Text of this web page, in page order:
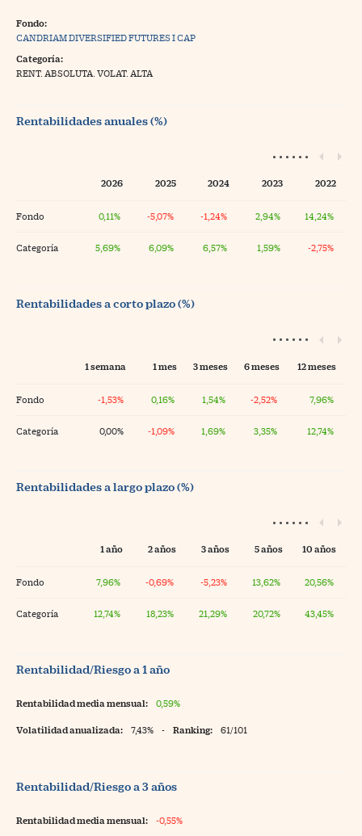
Fondo:
CANDRIAM DIVERSIFIED FUTURES I CAP
Categoría:
RENT. ABSOLUTA. VOLAT. ALTA
Rentabilidades anuales (%)
2026 2025 2024 2023 2022
Fondo 0,11% -5,07% -1,24% 2,94% 14,24%
Categoría 5,69% 6,09% 6,57% 1,59% -2,75%
Rentabilidades a corto plazo (%)
1 semana 1 mes 3 meses 6 meses 12 meses
Fondo -1,53% 0,16% 1,54% -2,52% 7,96%
Categoría 0,00% -1,09% 1,69% 3,35% 12,74%
Rentabilidades a largo plazo (%)
1 año 2 años 3 años 5 años 10 años
Fondo 7,96% -0,69% -5,23% 13,62% 20,56%
Categoría 12,74% 18,23% 21,29% 20,72% 43,45%
Rentabilidad/Riesgo a 1 año
Rentabilidad media mensual: 0,59%
Volatilidad anualizada: 7,43% - Ranking: 61/101
Rentabilidad/Riesgo a 3 años
Rentabilidad media mensual: -0,55%